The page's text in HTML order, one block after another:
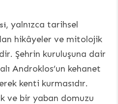
, yalnızca tarihsel
hikâyeler ve mitolojik
Şehrin kuruluşuna dair
Androklos’un kehanet
kenti kurmasıdır.
ve bir yaban domuzu